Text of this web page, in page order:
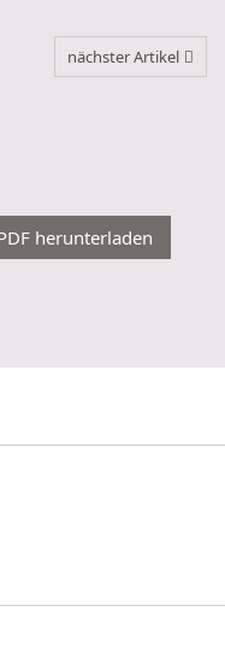
nächster Artikel
herunterladen